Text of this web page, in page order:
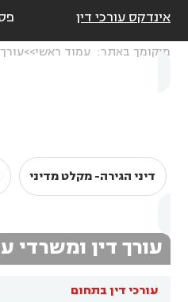
אינדקס עורכי דין
מיקומך באתר: עמוד ראשי
דיני הגירה- מקלט מדיני
עורך דין ומשרדי
עורכי דין בתחום